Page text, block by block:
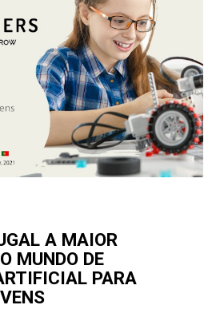
A MAIOR
MUNDO DE
PARA